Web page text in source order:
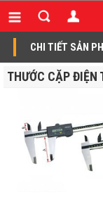
CHI TIẾT SẢN
THƯỚC CẶP